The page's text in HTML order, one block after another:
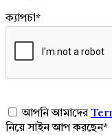
ক্যাপচা*
আপনি আমাদের
নিয়ে সাইন আপ করছেন*